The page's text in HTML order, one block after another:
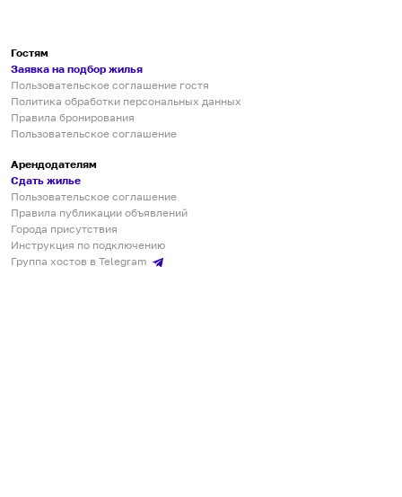
Гостям
Заявка на подбор жилья
Пользовательское соглашение гостя
Политика обработки персональных данных
Правила бронирования
Пользовательское соглашение
Арендодателям
Сдать жилье
Пользовательское соглашение
Правила публикации объявлений
Города присутствия
Инструкция по подключению
Группа хостов в Telegram